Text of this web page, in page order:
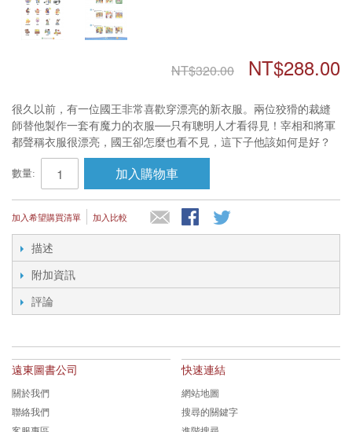
NT$320.00 NT$288.00
很久以前，有一位國王非常喜歡穿漂亮的新衣服。兩位狡猾的裁縫
師替他製作一套有魔力的衣服──只有聰明人才看得見！宰相和將軍
都聲稱衣服很漂亮，國王卻怎麼也看不見，這下子他該如何是好？
數量: 加入購物車
加入希望購買清單 加入比較
描述
附加資訊
評論
遠東圖書公司
關於我們
聯絡我們
快速連結
網站地圖
搜尋的關鍵字